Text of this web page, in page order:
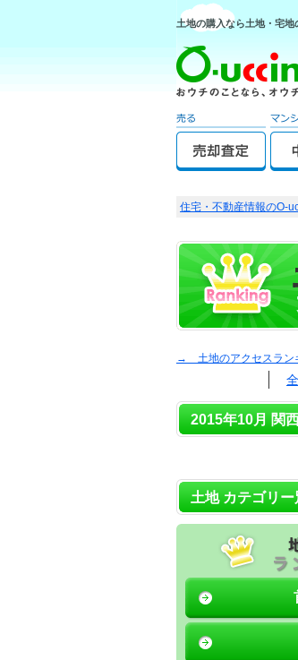
土地の購入なら土地・宅
住宅・不動産情報のO-
→ 土地のアクセスラン
2015年10月 関
土地 カテゴリ